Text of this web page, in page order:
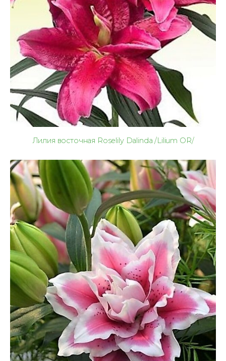
Лилия восточная Roselily Dalinda /Lilium OR/